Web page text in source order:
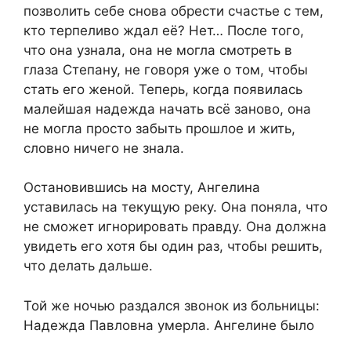
позволить себе снова обрести счастье с тем,
кто терпеливо ждал её? Нет… После того,
что она узнала, она не могла смотреть в
глаза Степану, не говоря уже о том, чтобы
стать его женой. Теперь, когда появилась
малейшая надежда начать всё заново, она
не могла просто забыть прошлое и жить,
словно ничего не знала.
Остановившись на мосту, Ангелина
уставилась на текущую реку. Она поняла, что
не сможет игнорировать правду. Она должна
увидеть его хотя бы один раз, чтобы решить,
что делать дальше.
Той же ночью раздался звонок из больницы:
Надежда Павловна умерла. Ангелине было